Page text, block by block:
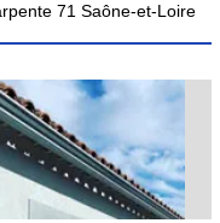
71 Saône-et-Loire